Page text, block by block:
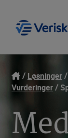
Kontakt
Log ind
Løsninger
Vurderinger